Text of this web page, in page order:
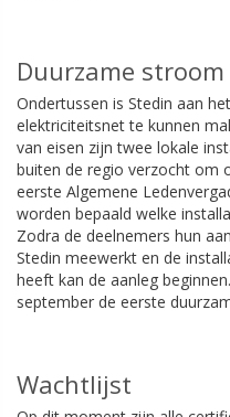
Duurzame
Ondertussen is Stedin aan
elektriciteitsnet te kunnen
van eisen zijn twee lokale
buiten de regio verzocht om
eerste Algemene
worden bepaald welke
Zodra de deelnemers hun
Stedin meewerkt en de
heeft kan de aanleg
september de eerste
Wachtlijst